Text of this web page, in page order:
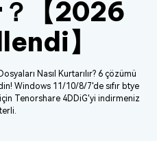
【2026
】
Nasıl Kurtarılır? 6 çözümü
Windows 11/10/8/7'de sıfır btye
Tenorshare 4DDiG'yi indirmeniz